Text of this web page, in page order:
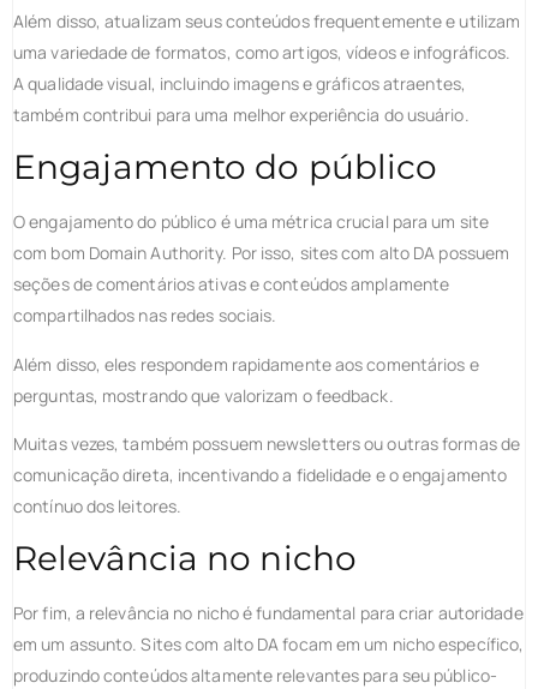
Além disso, atualizam seus conteúdos frequentemente e utilizam
uma variedade de formatos, como artigos, vídeos e infográficos.
A qualidade visual, incluindo imagens e gráficos atraentes,
também contribui para uma melhor experiência do usuário.
Engajamento do público
O engajamento do público é uma métrica crucial para um site
com bom Domain Authority. Por isso, sites com alto DA possuem
seções de comentários ativas e conteúdos amplamente
compartilhados nas redes sociais.
Além disso, eles respondem rapidamente aos comentários e
perguntas, mostrando que valorizam o feedback.
Muitas vezes, também possuem newsletters ou outras formas de
comunicação direta, incentivando a fidelidade e o engajamento
contínuo dos leitores.
Relevância no nicho
Por fim, a relevância no nicho é fundamental para criar autoridade
em um assunto. Sites com alto DA focam em um nicho específico,
produzindo conteúdos altamente relevantes para seu público-